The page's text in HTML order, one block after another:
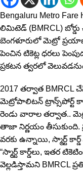
Bengaluru Metro
లిమిటెడ్ (BMRCL)
బెంగళూరులో మెట్రో
పెంచిన‌ టికెట్ల ధ‌ర‌లు
ప్రకటన త్వరలో
2017 తర్వాత BMRCL
మెట్రోపాలిటన్ ట్రాన్స్‌పోర్ట్
రెండు వారాల తర్వాత.. మెట్రో
తాజా నిర్ణ‌యం తీసుకుంది.
వరకు ఉన్నాయి, స్మార్ట్
“స్మార్ట్ కార్డ్‌లు, ఇతర
వెల్ల‌డిస్తామ‌ని BMRCL